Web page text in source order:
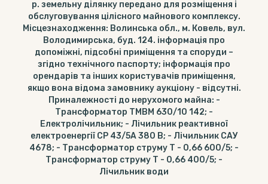
р. земельну ділянку передано для розміщення і
обслуговування цілісного майнового комплексу.
Місцезнаходження: Волинська обл., м. Ковель, вул.
Володимирська, буд. 124. інформація про
допоміжні, підсобні приміщення та споруди –
згідно технічного паспорту; інформація про
орендарів та інших користувачів приміщення,
якщо вона відома замовнику аукціону - відсутні.
Приналежності до нерухомого майна: -
Трансформатор ТМВМ 630/10 142; -
Електролічильник; - Лічильник реактивної
електроенергії СР 43/5А 380 В; - Лічильник САУ
4678; - Трансформатор струму Т - 0,66 600/5; -
Трансформатор струму Т - 0,66 400/5; -
Лічильник води